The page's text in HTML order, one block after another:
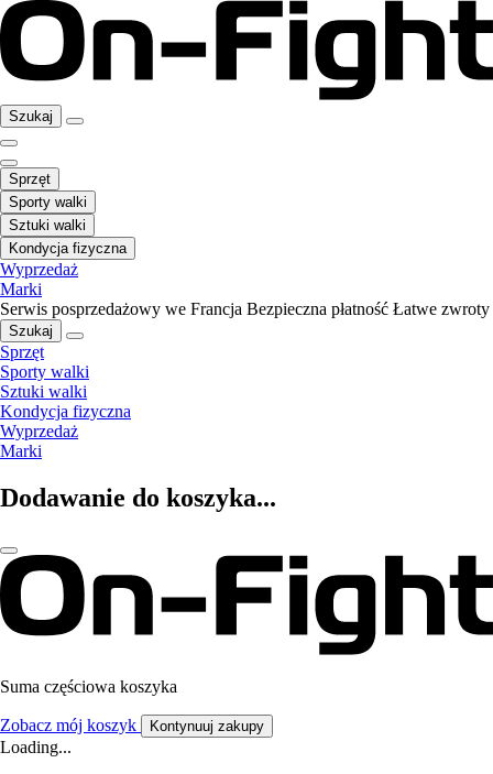
Szukaj
Sprzęt
Sporty walki
Sztuki walki
Kondycja fizyczna
Wyprzedaż
Marki
Serwis posprzedażowy we Francja Bezpieczna płatność Łatwe zwroty
Szukaj
Sprzęt
Sporty walki
Sztuki walki
Kondycja fizyczna
Wyprzedaż
Marki
Dodawanie do koszyka...
Suma częściowa koszyka
Zobacz mój koszyk Kontynuuj zakupy
Loading...